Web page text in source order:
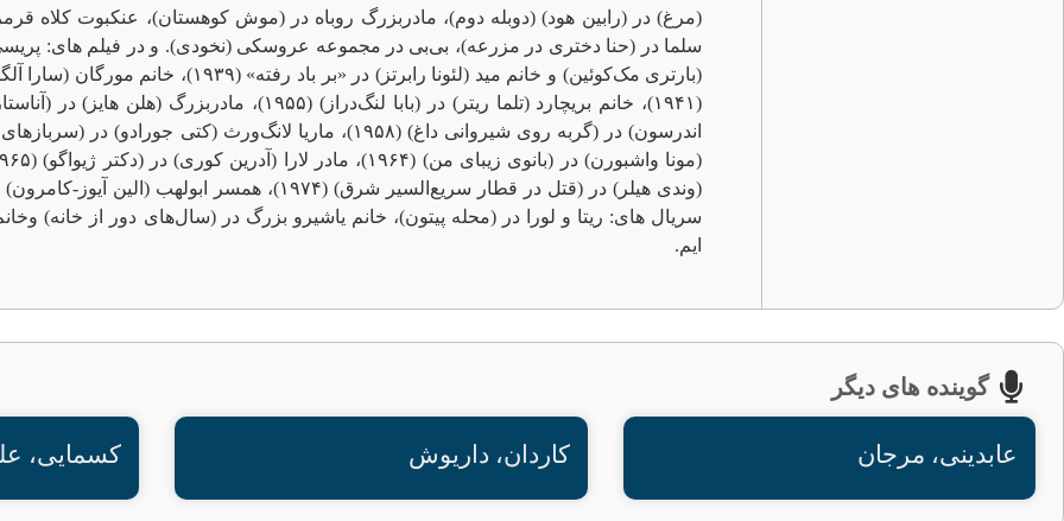
(مرغ) در (رابین هود) (دوبله دوم)، مادربزرگ روباه در (موش کوهستان)، عنکبوت کلاه
سلما در (حنا دختری در مزرعه)، بی‌بی در مجموعه عروسکی (نخودی). و در فیلم های:
(بارتری مک‌کوئین) و خانم مید (لئونا رابرتز) در «بر
سریال های: ریتا و لورا در (محله پیتون)، خانم یاشیرو بزرگ در (سال‌های دور از خانه)
ایم.
گوینده های دیگر
عابدینی، مرجان کاردان، داریوش کسمایی،